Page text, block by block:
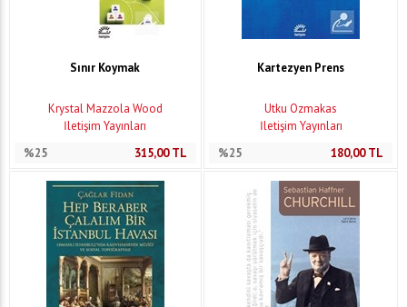
Sınır Koymak
Krystal Mazzola Wood
İletişim Yayınları
%25
315,00TL
Kartezyen Prens
Utku Özmakas
İletişim Yayınları
%25
180,00TL